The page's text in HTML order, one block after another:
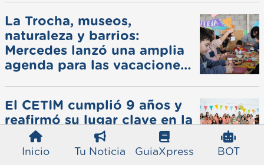
Inicio Tu Noticia GuiaXpress BOT
La Trocha, museos,
naturaleza y barrios:
Mercedes lanzó una amplia
agenda para las vacaciones
El CETIM cumplió 9 años y
reafirmó su lugar clave en la
salud infantil de Mercedes